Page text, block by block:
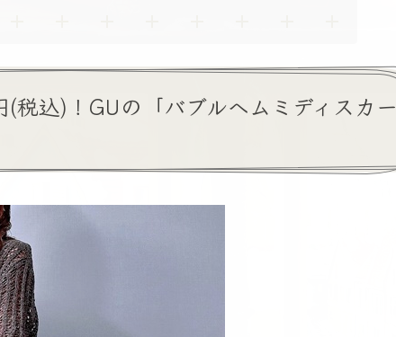
込)！GUの「バブルヘムミディスカー